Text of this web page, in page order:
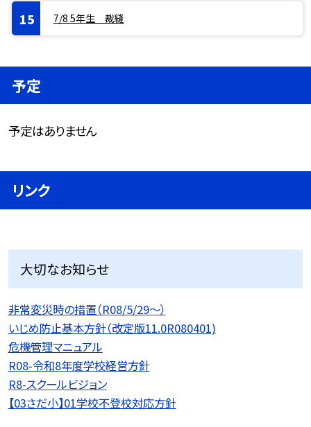
7/8 5年生 裁縫
予定
予定はありません
リンク
大切なお知らせ
非常変災時の措置（R08/5/29〜）
いじめ防止基本方針（改定版11.0R080401)
危機管理マニュアル
R08-令和8年度学校経営方針
R8-スクールビジョン
【03さだ小】01学校不登校対応方針